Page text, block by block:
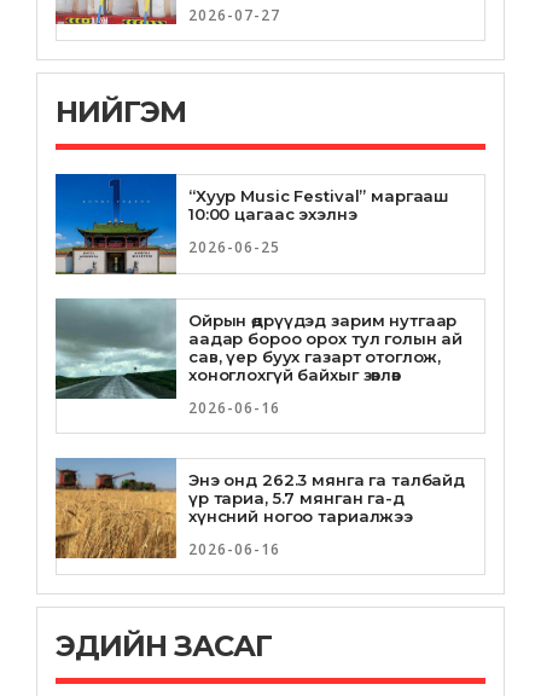
БОДЛОГО ХЭРЭГЖҮҮЛЖ
2019-01-22
2019-01-22
УЛАМЖЛАЛТ ЭМЧИЛГЭЭНИЙ
АХМАДЫН СУВИЛАЛ
АШИГЛАЛТАД ОРЛОО
2019-01-16
НИЙСЛЭЛИЙН ИТХ-ЫН
ТЭРГҮҮЛЭГЧИД ХУРАЛДЛАА
2019-01-16
Хотын даргыг томилох
асуудлыг НИТХ нэгдүгээр
сарын 16-нд хэлэлцэнэ
2019-01-11
НЭГ ХҮНИЙ ЭРХ АШИГ
ДЭЭГҮҮР ТАВИГДАХ ЁСГҮЙ
2026-07-27
НИЙГЭМ
“Хуур Music Festival” маргааш
10:00 цагаас эхэлнэ
2026-06-25
Ойрын өдрүүдэд зарим нутгаар
аадар бороо орох тул голын ай
сав, үер буух газарт отоглож,
хоноглохгүй байхыг зөвлөв
2026-06-16
Энэ онд 262.3 мянга га талбайд
үр тариа, 5.7 мянган га-д
хүнсний ногоо тариалжээ
2026-06-16
ЭДИЙН ЗАСАГ